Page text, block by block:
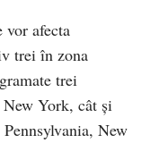
vor afecta
trei în zona
trei
York, cât și
New